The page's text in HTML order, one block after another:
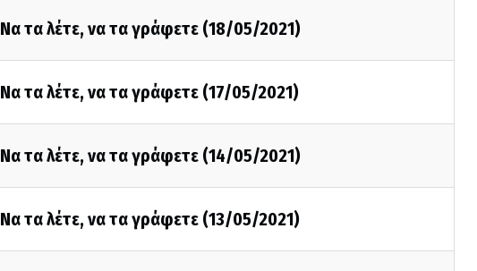
Να τα λέτε, να τα γράφετε (18/05/2021)
Να τα λέτε, να τα γράφετε (17/05/2021)
Να τα λέτε, να τα γράφετε (14/05/2021)
Να τα λέτε, να τα γράφετε (13/05/2021)